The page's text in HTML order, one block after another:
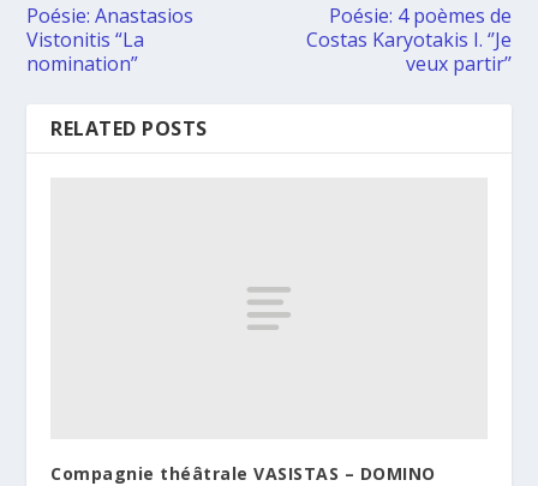
Poésie: Anastasios
Vistonitis “La
nomination”
Poésie: 4 poèmes de
Costas Karyotakis Ι. ‘’Je
veux partir’’
RELATED POSTS
Compagnie théâtrale VASISTAS – DOMINO